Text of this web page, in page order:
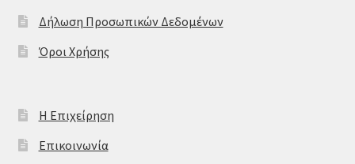
Δήλωση Προσωπικών Δεδομένων
Όροι Χρήσης
Η Επιχείρηση
Επικοινωνία